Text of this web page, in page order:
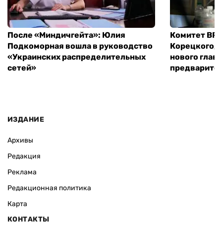
После «Миндичгейта»: Юлия
Подкоморная вошла в руководство
«Украинских распределительных
сетей»
Комитет ВР
Корецкого,
нового
ИЗДАНИЕ
Архивы
Редакция
Реклама
Редакционная политика
Карта
КОНТАКТЫ